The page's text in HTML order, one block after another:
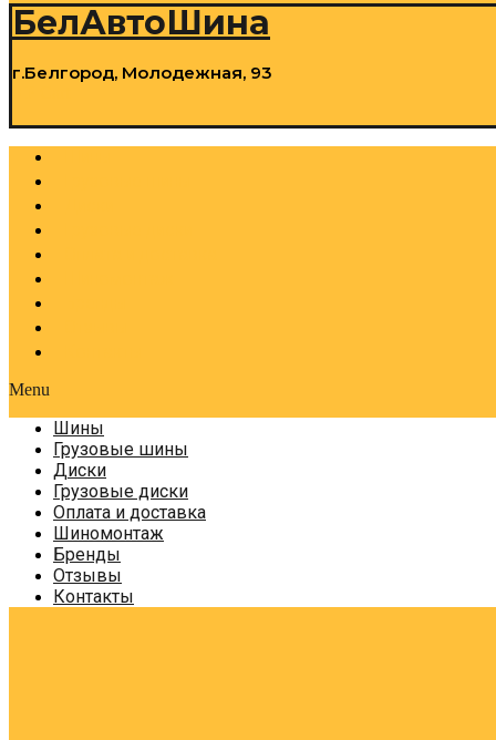
БелАвтоШина
г.Белгород, Молодежная, 93
Menu
Шины
Грузовые шины
Диски
Грузовые диски
Оплата и доставка
Шиномонтаж
Бренды
Отзывы
Контакты